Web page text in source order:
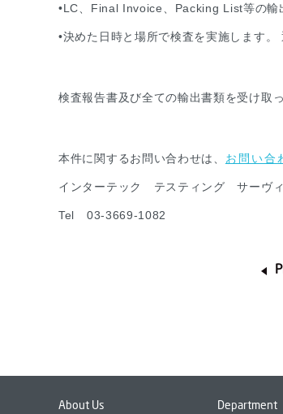
•LC、Final Invoice、Packing List等の輸
•決めた日時と場所で検査を実施します
検査報告書及び全ての輸出書類を受け取
本件に関するお問い合わせは、 お問い合
インターテック テスティング サーヴ
Tel 03-3669-1082
About Us Department